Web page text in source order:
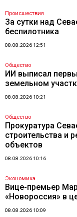
Происшествия
За сутки над
беспилотника
08.08.2026 12:51
Общество
ИИ выписал
земельном
08.08.2026 10:21
Общество
Прокуратура
строительства и
объектов
08.08.2026 10:16
Экономика
Вице-премьер
«Новороссия» в
08.08.2026 10:09